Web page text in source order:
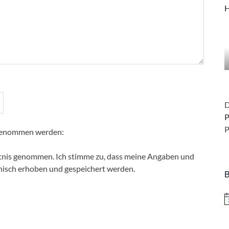
werden:
genommen. Ich stimme zu, dass meine Angaben und
erhoben und gespeichert werden.